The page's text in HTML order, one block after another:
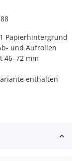
Papierhintergrund
und Aufrollen
46–72 mm
enthalten